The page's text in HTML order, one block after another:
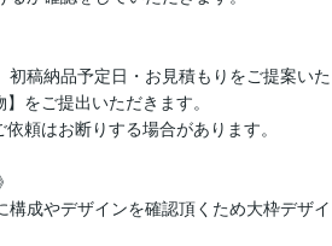
品予定日・お見積もりをご提案いた
お断りする場合があります。
デザインを確認頂くため大枠デザイ